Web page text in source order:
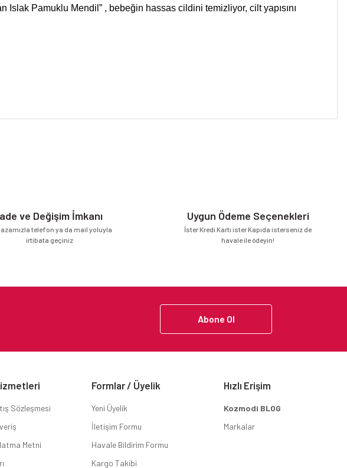
Pamuklu Mendil” , bebeğin hassas cildini temizliyor, cilt yapısını
ve Değişim İmkanı
telefon ya da mail yoluyla
irtibata geçiniz
Uygun Ödeme Seçenekleri
İster Kredi Kartı ister Kapıda isterseniz de
havale ile ödeyin!
Abone Ol
Sözleşmesi
Metni
Formlar / Üyelik
Yeni Üyelik
İletişim Formu
Havale Bildirim Formu
Kargo Takibi
Hızlı Erişim
Kozmodi BLOG
Markalar